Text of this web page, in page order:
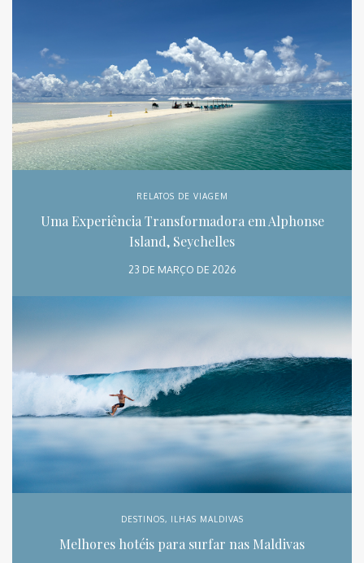
RELATOS DE VIAGEM
Uma Experiência Transformadora em Alphonse
Island, Seychelles
23 DE MARÇO DE 2026
DESTINOS, ILHAS MALDIVAS
Melhores hotéis para surfar nas Maldivas